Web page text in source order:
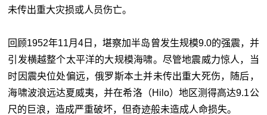
未传出重大灾损或人员伤亡。
回顾1952年11月4日，堪察加半岛曾发生规模9.0的强震，并
引发横越整个太平洋的大规模海啸。尽管地震威力惊人，当
时因震央位处偏远，俄罗斯本土并未传出重大死伤，随后，
海啸波浪远达夏威夷，并在希洛（Hilo）地区测得高达9.1公
尺的巨浪，造成严重破坏，但奇迹般未造成人命损失。